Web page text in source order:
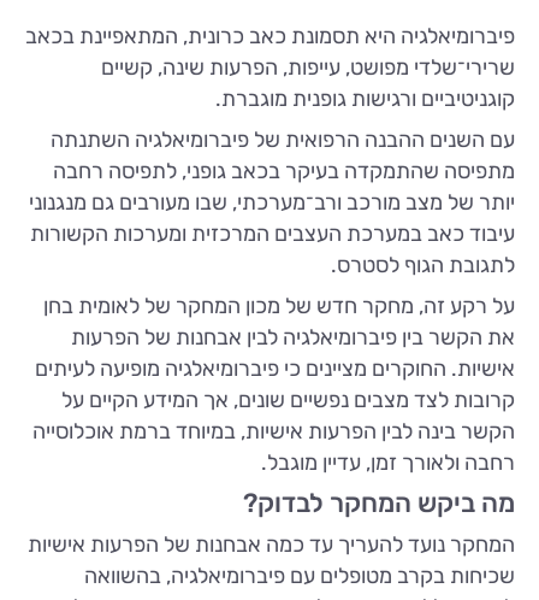
פיברומיאלגיה היא תסמונת כאב כרונית, המתאפיינת בכאב
שרירי־שלדי מפושט, עייפות, הפרעות שינה, קשיים
קוגניטיביים ורגישות גופנית מוגברת.
עם השנים ההבנה הרפואית של פיברומיאלגיה השתנתה
מתפיסה שהתמקדה בעיקר בכאב גופני, לתפיסה רחבה
יותר של מצב מורכב ורב־מערכתי, שבו מעורבים גם מנגנוני
עיבוד כאב במערכת העצבים המרכזית ומערכות הקשורות
לתגובת הגוף לסטרס.
על רקע זה, מחקר חדש של מכון המחקר של לאומית בחן
את הקשר בין פיברומיאלגיה לבין אבחנות של הפרעות
אישיות. החוקרים מציינים כי פיברומיאלגיה מופיעה לעיתים
קרובות לצד מצבים נפשיים שונים, אך המידע הקיים על
הקשר בינה לבין הפרעות אישיות, במיוחד ברמת אוכלוסייה
רחבה ולאורך זמן, עדיין מוגבל.
מה ביקש המחקר לבדוק?
המחקר נועד להעריך עד כמה אבחנות של הפרעות אישיות
שכיחות בקרב מטופלים עם פיברומיאלגיה, בהשוואה